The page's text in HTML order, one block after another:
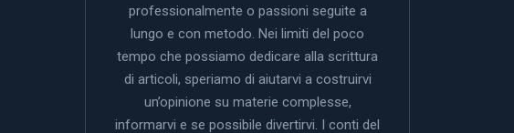
professionalmente o passioni seguite a
lungo e con metodo. Nei limiti del poco
tempo che possiamo dedicare alla scrittura
di articoli, speriamo di aiutarvi a costruirvi
un’opinione su materie complesse,
informarvi e se possibile divertirvi. I conti del